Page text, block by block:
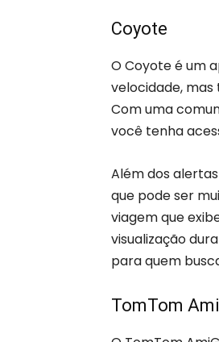
Coyote
O Coyote é um
velocidade,
Com uma
você tenha
Além dos
que pode ser
viagem que
visualização
para quem
TomTom